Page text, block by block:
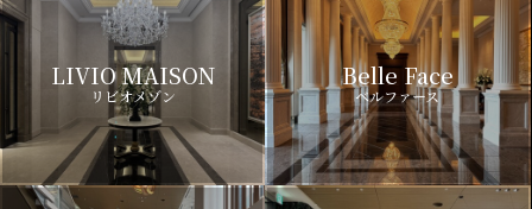
LIVIO MAISON
リビオメゾン
Belle Face
ベルファース